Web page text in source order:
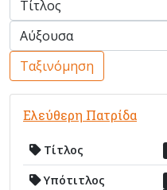
Ταξινόμηση
Ελεύθερη Πατρίδα
Τίτλος
Υπότιτλος